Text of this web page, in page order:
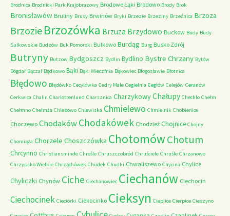
Brodnica Brodnicki Park Krajobrazowy Brodowe Łąki Brodowo Brody Brok
Bronisławów Bruliny Brusy Brwinów Bryki Brzezie Brzeziny Brzeźnica Brzoza
Brzozie Brzozówka Brzuza Brzydowo Buckow Budy Budy
Sulkowskie Budzów Buk Pomorski Bulkowo Burdąg Burg Busko Zdrój
Butryny Butzow Bydgoszcz Bydlin Bydlino Bystre Chrzany Bytów
Bógdał Bączal Bądkowo Bąki Bąki Wieczfnia Bąkowiec Błogosławie Błotnica
Błędowo Błędówko Cecylówka Cedry Małe Cegielnia Cegłów Celejów Ceranów
Cerkwica Chalin Charlottenlund Charsznica CharzykowyChałupy Chechło Chełm
Chełmno Chełmża Chlebowo Chlewiska Chmielewo Chmielnik Chobienice
Choczewo ChodakówChodakówek Chodzież Chojnice Chojny
Chomiąża Chorzele Choszczówka ChotomówChotum
Chrcynno Christiansminde Chrośle Chruszczobród Chruściele Chruśle Chrzanowo
Chrzypsko Wielkie Chrząchówek Chudek Chudki Chwaliszewo Chycina Chylice
Chyliczki Chynów Ciche Ciechanowiec Ciechanów Ciechocin
Ciechocinek Cieciórki Ciekocinko Cieksyn Cieplice Cierpice Cieszyno